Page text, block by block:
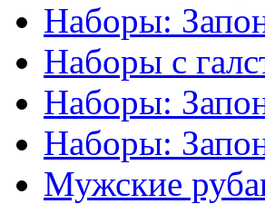
Наборы:
Наборы с
Наборы:
Наборы:
Мужские